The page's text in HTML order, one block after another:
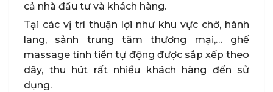
cả nhà đầu tư và khách hàng.
Tại các vị trí thuận lợi như khu vực chờ, hành
lang, sảnh trung tâm thương mại,… ghế
massage tính tiền tự động được sắp xếp theo
dãy, thu hút rất nhiều khách hàng đến sử
dụng.